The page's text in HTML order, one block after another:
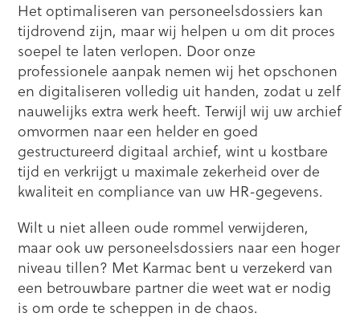
Het optimaliseren van personeelsdossiers kan
tijdrovend zijn, maar wij helpen u om dit proces
soepel te laten verlopen. Door onze
professionele aanpak nemen wij het opschonen
en digitaliseren volledig uit handen, zodat u zelf
nauwelijks extra werk heeft. Terwijl wij uw archief
omvormen naar een helder en goed
gestructureerd digitaal archief, wint u kostbare
tijd en verkrijgt u maximale zekerheid over de
kwaliteit en compliance van uw HR-gegevens.
Wilt u niet alleen oude rommel verwijderen,
maar ook uw personeelsdossiers naar een hoger
niveau tillen? Met Karmac bent u verzekerd van
een betrouwbare partner die weet wat er nodig
is om orde te scheppen in de chaos.